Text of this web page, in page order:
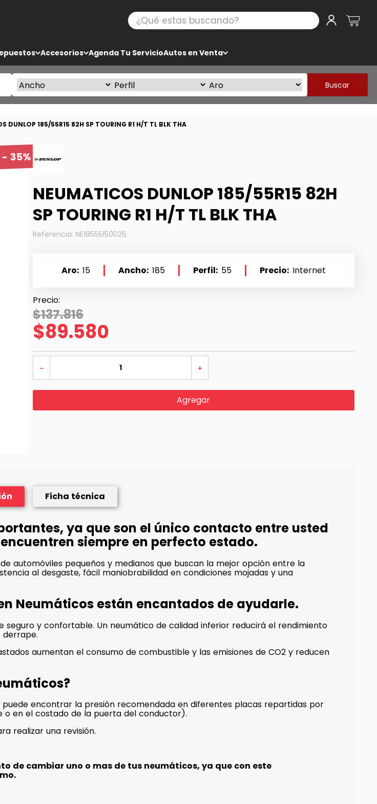
¿Qué estas buscando?
Accesorios Agenda Tu ServicioAutos en Venta
Buscar
DUNLOP 185/55R15 82H SP TOURING R1 H/T TL BLK THA
35%
NEUMATICOS DUNLOP 185/55R15 82H
SP TOURING R1 H/T TL BLK THA
Referencia: NE18555150026
Aro 15 Ancho 185 Perfil 55 Precio Internet
$137.816
$89.580
＋
－
Agregar
Ficha técnica
ya que son el único contacto entre usted
siempre en perfecto estado.
automóviles pequeños y medianos que buscan la mejor opción entre la
al desgaste, fácil maniobrabilidad en condiciones mojadas y una
Neumáticos están encantados de ayudarle.
seguro y confortable. Un neumático de calidad inferior reducirá el rendimiento
derrape.
aumentan el consumo de combustible y las emisiones de CO2 y reducen
encontrar la presión recomendada en diferentes placas repartidas por
en el costado de la puerta del conductor).
realizar una revisión.
de cambiar uno o mas de tus neumáticos, ya que con este